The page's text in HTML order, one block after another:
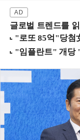
글로벌 트렌드를 읽고, 내 역